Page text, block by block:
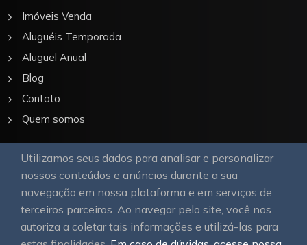
Utilizamos seus dados para analisar e personalizar
nossos conteúdos e anúncios durante a sua
navegação em nossa plataforma e em serviços de
terceiros parceiros. Ao navegar pelo site, você nos
autoriza a coletar tais informações e utilizá-las para
Imóveis Venda
Aluguéis Temporada
Aluguel Anual
Blog
Contato
Quem somos
Nossa Galeria